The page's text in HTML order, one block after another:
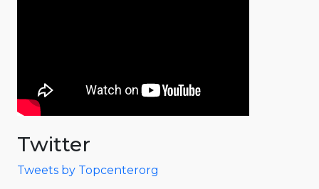
Twitter
Tweets by Topcenterorg